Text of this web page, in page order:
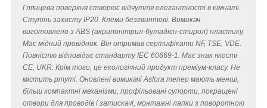
Глянцева поверхня створює відчуття елегантності в кімнаті.
Ступінь захисту IP20. Клеми безгвинтові. Вимикач
виготовлено з ABS (акрилонітрил-бутадієн-стирол) пластику.
Має мідний провідник. Він отримав сертифікати NF, TSE, VDE.
Повністю відповідає стандарту IEC 60669-1. Має знак якості
CE, UKR. Крім того, це екологічний продукт преміум-класу. Не
містить ртуті. Оновлені вимикачі Asfora тепер мають менші,
більш компактні механізми, профільовані супорти, покращені
отвори для проводів і затискачі, монтажні лапки з поворотною